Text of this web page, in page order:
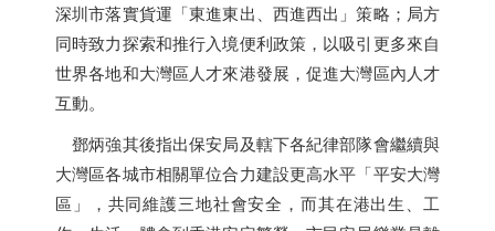
深圳市落實貨運「東進東出、西進西出」策略；局方
同時致力探索和推行入境便利政策，以吸引更多來自
世界各地和大灣區人才來港發展，促進大灣區內人才
互動。
鄧炳強其後指出保安局及轄下各紀律部隊會繼續與
大灣區各城市相關單位合力建設更高水平「平安大灣
區」，共同維護三地社會安全，而其在港出生、工